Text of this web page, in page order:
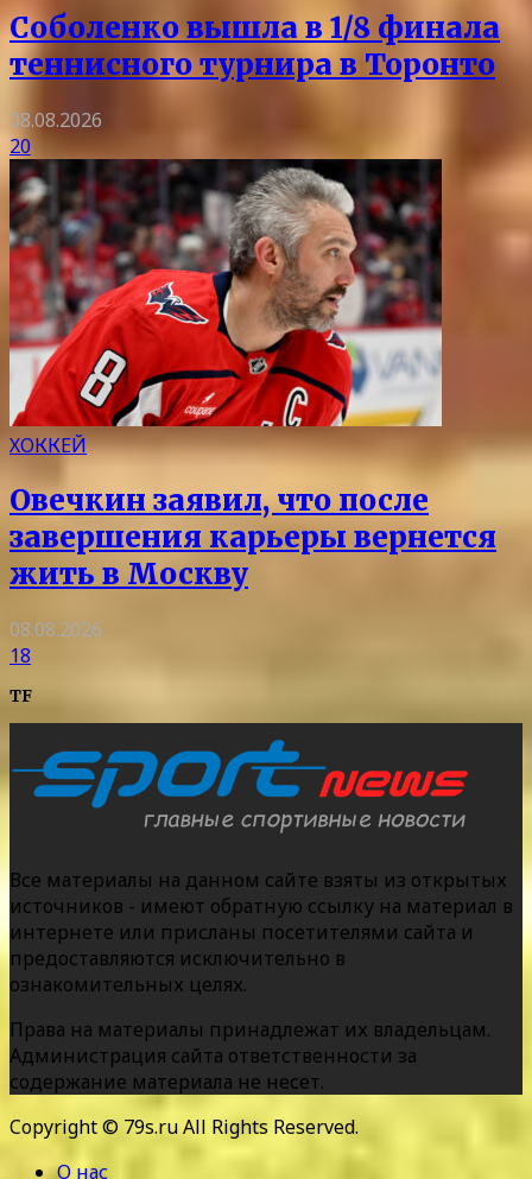
Соболенко вышла в 1/8 финала
теннисного турнира в Торонто
08.08.2026
20
ХОККЕЙ
Овечкин заявил, что после
завершения карьеры вернется
жить в Москву
08.08.2026
18
TF
Все материалы на данном сайте взяты из открытых
источников - имеют обратную ссылку на материал в
интернете или присланы посетителями сайта и
предоставляются исключительно в
ознакомительных целях.
Права на материалы принадлежат их владельцам.
Администрация сайта ответственности за
содержание материала не несет.
Copyright © 79s.ru All Rights Reserved.
О нас